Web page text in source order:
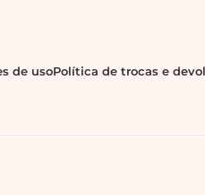
de usoPolítica de trocas e